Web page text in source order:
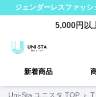
ジェンダーレスファッシ
5,000円以
新着商品
Uni-Sta ユニスタ TOP › T